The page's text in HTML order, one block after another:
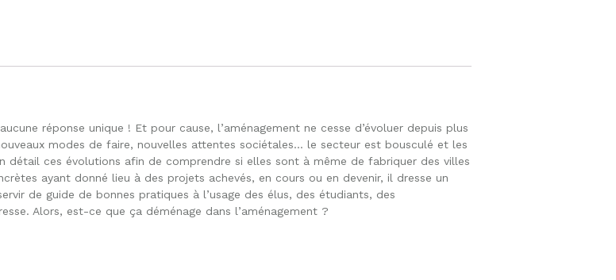
réponse unique ! Et pour cause, l’aménagement ne cesse d’évoluer depuis plus
modes de faire, nouvelles attentes sociétales… le secteur est bousculé et les
détail ces évolutions afin de comprendre si elles sont à même de fabriquer des villes
ayant donné lieu à des projets achevés, en cours ou en devenir, il dresse un
de guide de bonnes pratiques à l’usage des élus, des étudiants, des
Alors, est-ce que ça déménage dans l’aménagement ?